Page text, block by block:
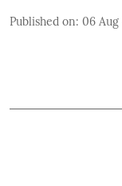
Published on: 06 Aug